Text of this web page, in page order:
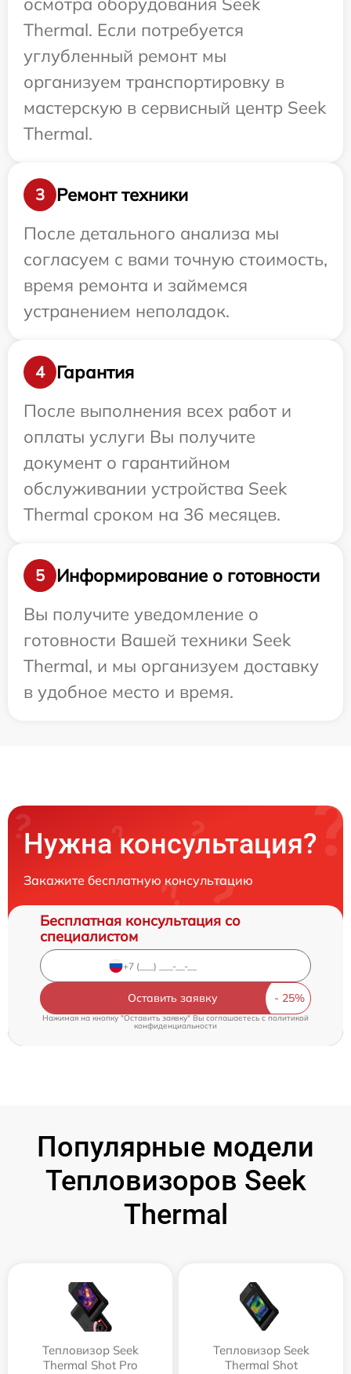
Thermal. Если потребуется
углубленный ремонт мы
организуем транспортировку в
мастерскую в сервисный центр Seek
Thermal.
3
Ремонт техники
После детального анализа мы
согласуем с вами точную стоимость,
время ремонта и займемся
устранением неполадок.
4
Гарантия
После выполнения всех работ и
оплаты услуги Вы получите
документ о гарантийном
обслуживании устройства Seek
Thermal сроком на 36 месяцев.
5
Информирование о готовности
Вы получите уведомление о
готовности Вашей техники Seek
Thermal, и мы организуем доставку
в удобное место и время.
Нужна консультация?
Закажите бесплатную консультацию
Бесплатная консультация со
специалистом
Оставить заявку
Нажимая на кнопку "Оставить заявку" Вы соглашаетесь c политикой
конфиденциальности
Популярные модели
Тепловизоров Seek
Thermal
Тепловизор Seek
Thermal Shot Pro
Тепловизор Seek
Thermal Shot